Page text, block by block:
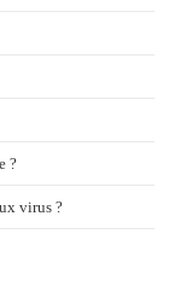
?
virus ?